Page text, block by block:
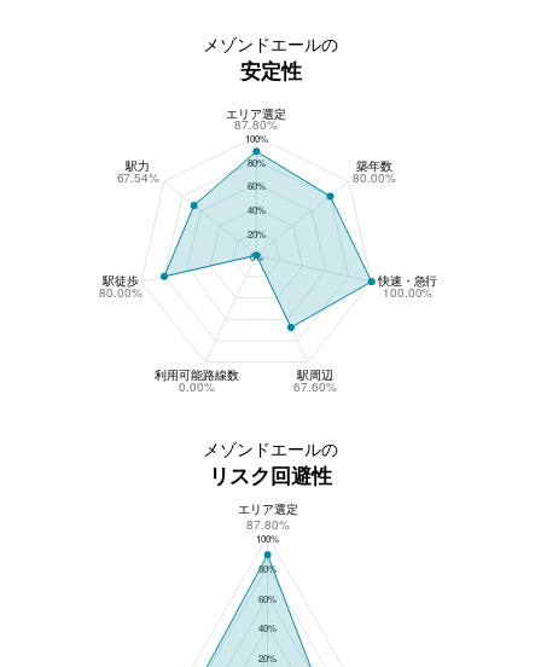
メゾンドエールの
安定性
100%
80%
60%
40%
20%
0%
エリア選定
87.80%
駅力
67.54%
駅徒歩
80.00%
利用可能路線数
0.00%
駅周辺
67.60%
快速・急行
100.00%
築年数
80.00%
メゾンドエールの
リスク回避性
メゾンドエールのリスク回避性
100%
80%
60%
40%
20%
エリア選定
87.80%